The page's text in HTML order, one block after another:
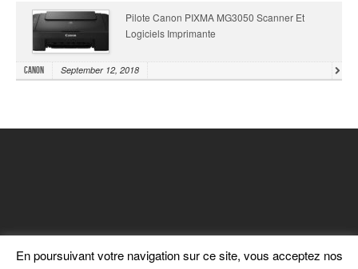
Pilote Canon PIXMA MG3050 Scanner Et
Logiciels Imprimante
Canon September 12, 2018
En poursuivant votre navigation sur ce site, vous acceptez nos